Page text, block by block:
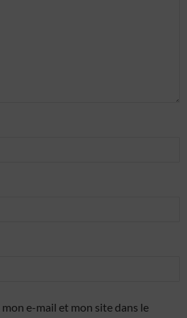
e-mail et mon site dans le